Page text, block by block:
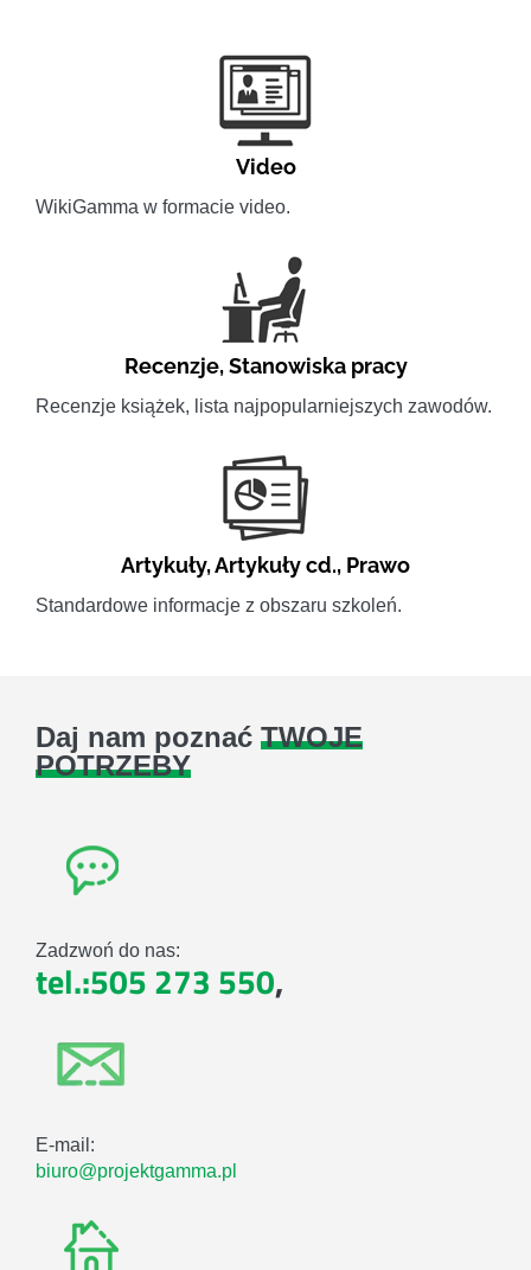
Video
WikiGamma w formacie video.
Recenzje,Stanowiska pracy
Recenzje książek, lista najpopularniejszych zawodów.
Artykuły,Artykuły cd., Prawo
Standardowe informacje z obszaru szkoleń.
Daj nam poznać TWOJE
POTRZEBY
Zadzwoń do nas:
tel.:505 273 550,
E-mail:
biuro@projektgamma.pl